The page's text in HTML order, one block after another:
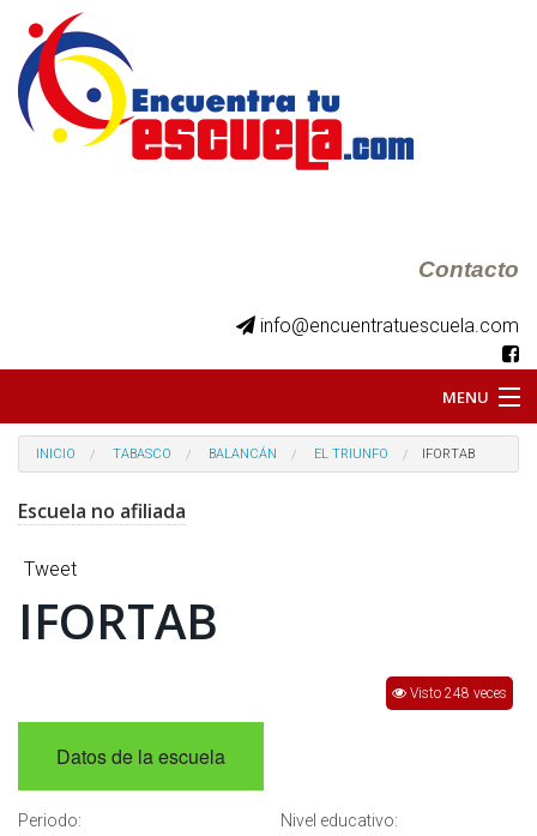
Contacto
info@encuentratuescuela.com
MENU
INICIO
BKS JUVENILES
AFILIADOS
INICIO TABASCO BALANCÁN EL TRIUNFO IFORTAB
Escuela no afiliada
Tweet
IFORTAB
Visto 248 veces
Datos de la escuela
Periodo: Nivel educativo: